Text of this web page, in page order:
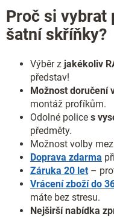
Proč si vybrat
šatní skříňky?
Výběr z jakékoliv
představ!
Možnost doručení
montáž profíkům.
Odolné police s
předměty.
Možnost volby
Doprava zdarma
Záruka 20 let –
Vrácení zboží do
máte bez stresu.
Nejširší nabídka